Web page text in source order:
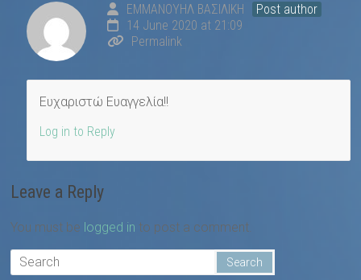
ΕΜΜΑΝΟΥΗΛ ΒΑΣΙΛΙΚΗ
Post author
14 June 2020 at 21:09
Permalink
Ευχαριστώ Ευαγγελία!!
Log in to Reply
Leave a Reply
You must be logged in to post a comment.